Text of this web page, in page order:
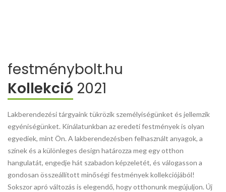
festménybolt.hu
Kollekció 2021
Lakberendezési tárgyaink tükrözik személyiségünket és jellemzik
egyéniségünket. Kínálatunkban az eredeti festmények is olyan
egyediek, mint Ön. A lakberendezésben felhasznált anyagok, a
színek és a különleges design határozza meg egy otthon
hangulatát, engedje hát szabadon képzeletét, és válogasson a
gondosan összeállított minőségi festmények kollekciójából!
Sokszor apró változás is elegendő, hogy otthonunk megújuljon. Új